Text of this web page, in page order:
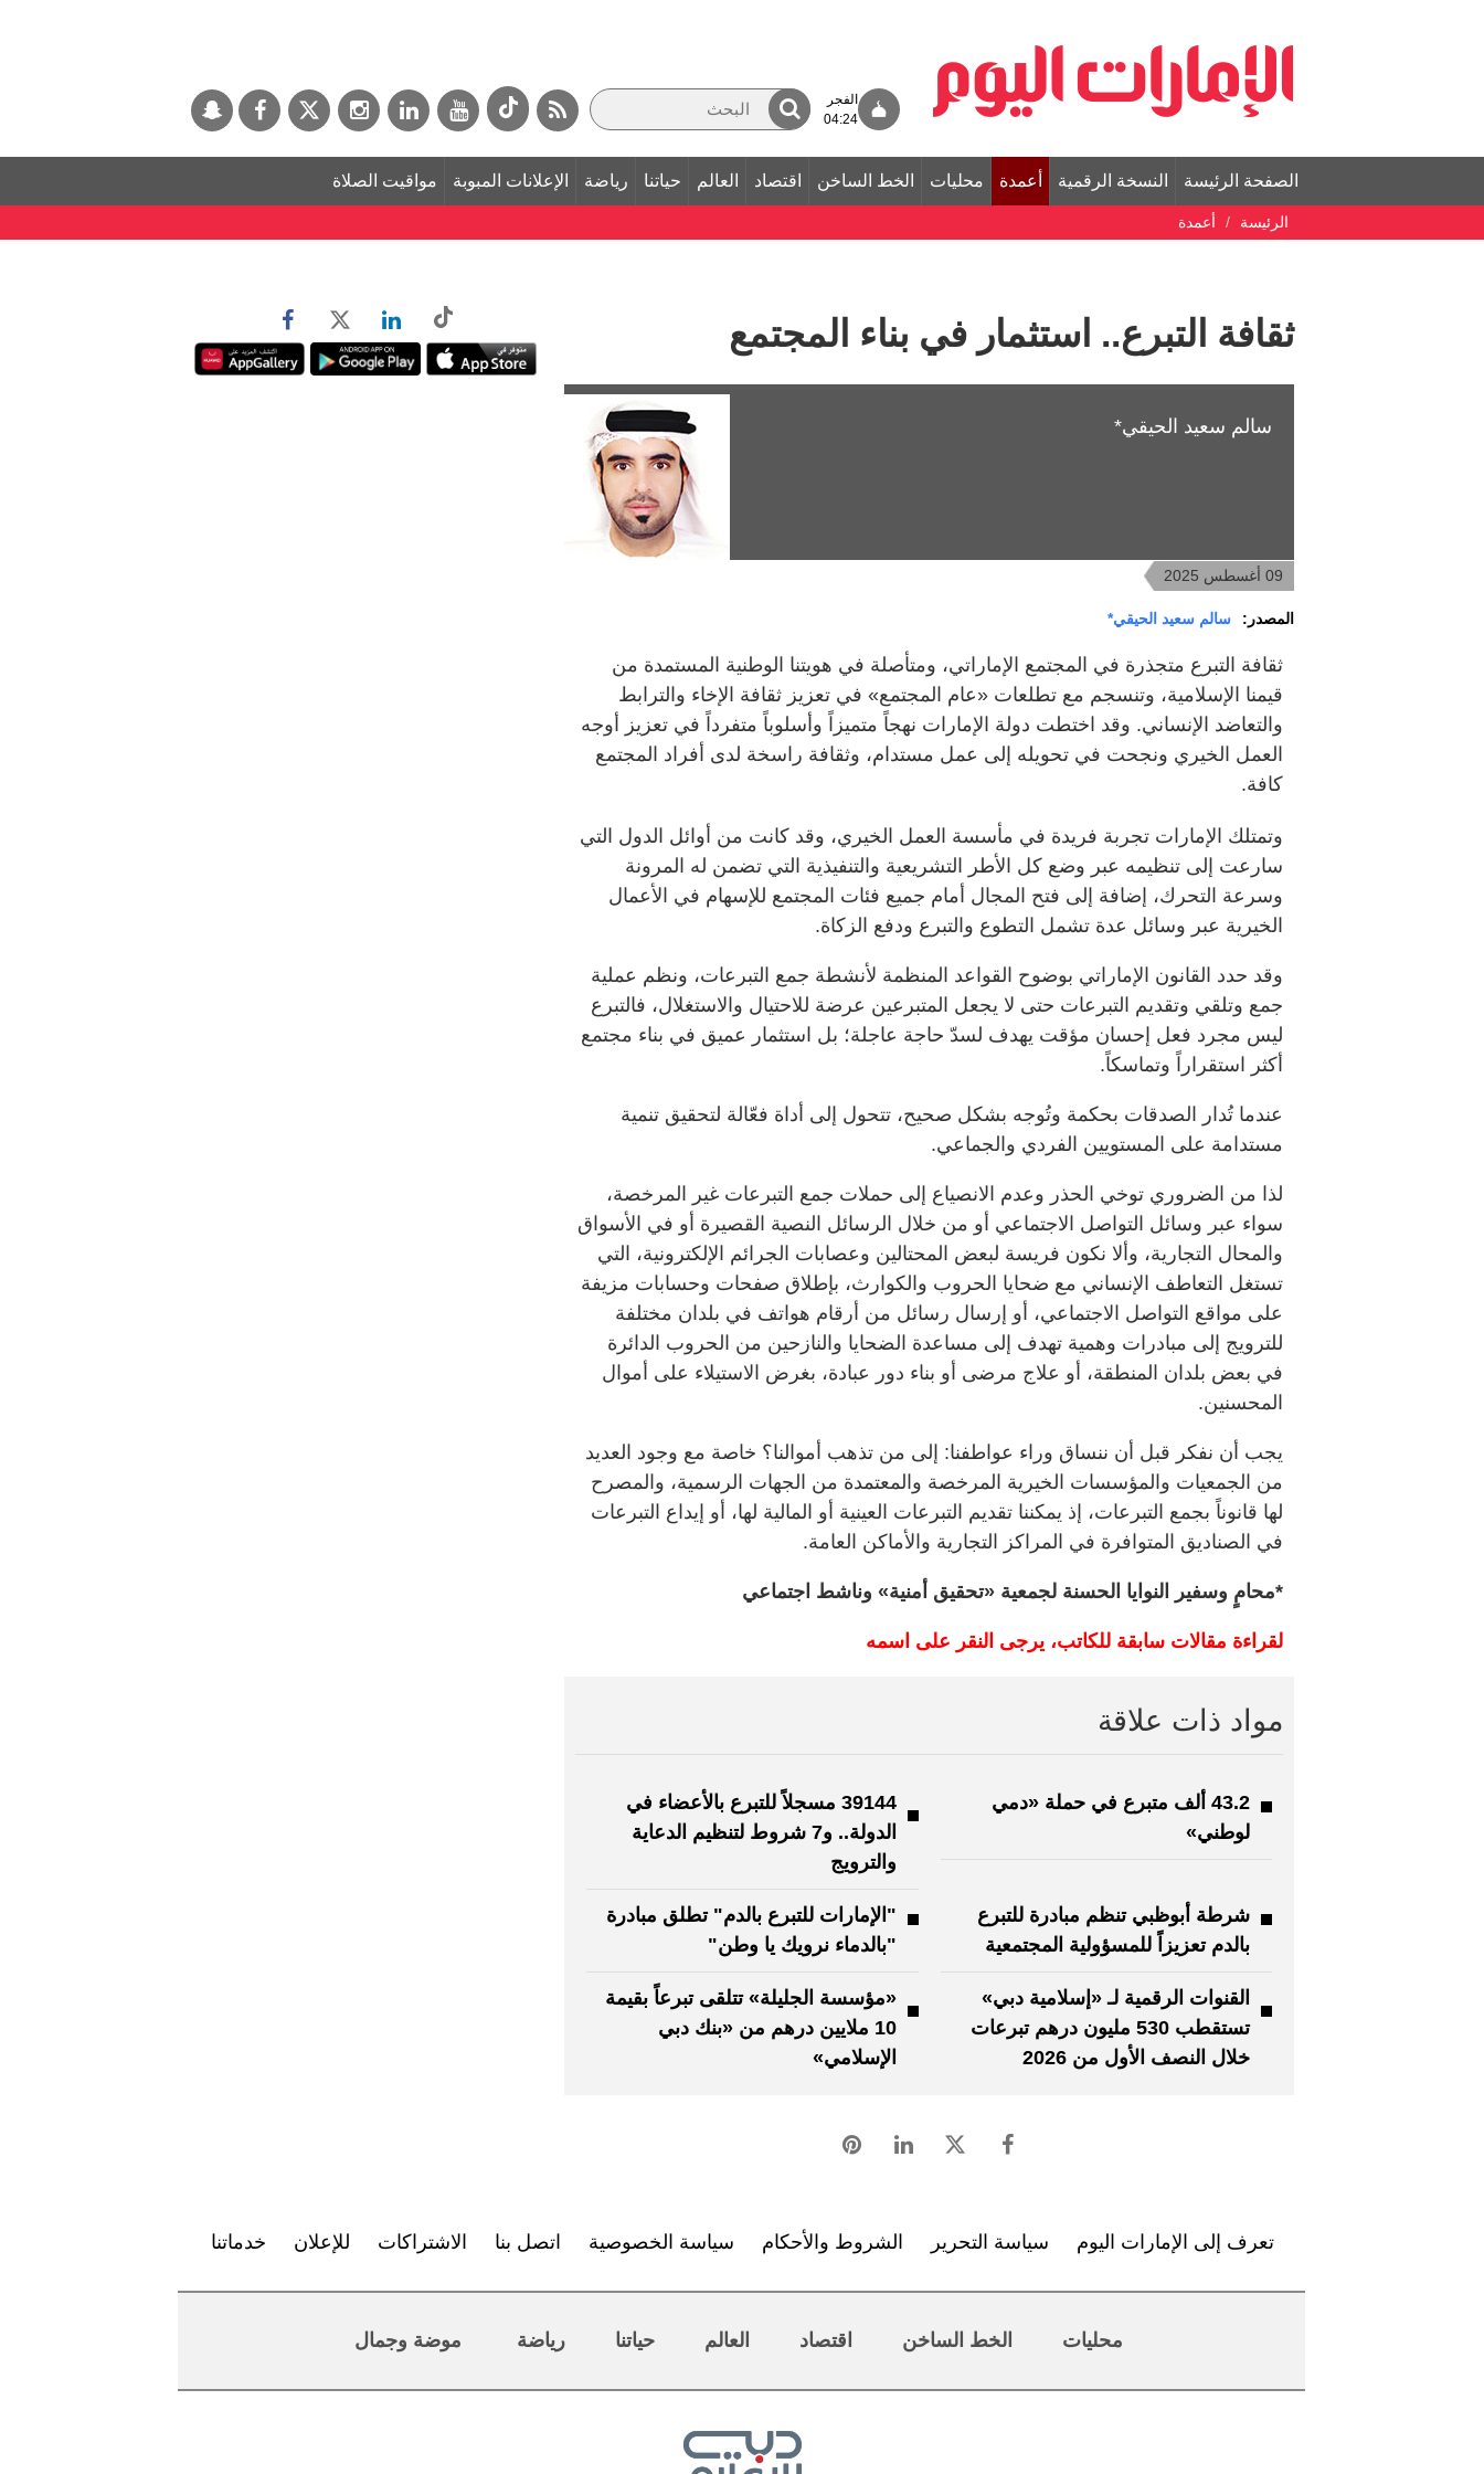
الفجر
04:24
الصفحة الرئيسة النسخة الرقمية أعمدة محليات الخط الساخن اقتصاد العالم حياتنا رياضة الإعلانات المبوبة مواقيت الصلاة
الرئيسة أعمدة
ثقافة التبرع.. استثمار في بناء المجتمع
سالم سعيد الحيقي*
09 أغسطس 2025
المصدر: سالم سعيد الحيقي*
ثقافة التبرع متجذرة في المجتمع الإماراتي، ومتأصلة في هويتنا الوطنية المستمدة من
قيمنا الإسلامية، وتنسجم مع تطلعات «عام المجتمع» في تعزيز ثقافة الإخاء والترابط
والتعاضد الإنساني. وقد اختطت دولة الإمارات نهجاً متميزاً وأسلوباً متفرداً في تعزيز أوجه
العمل الخيري ونجحت في تحويله إلى عمل مستدام، وثقافة راسخة لدى أفراد المجتمع
كافة.
وتمتلك الإمارات تجربة فريدة في مأسسة العمل الخيري، وقد كانت من أوائل الدول التي
سارعت إلى تنظيمه عبر وضع كل الأطر التشريعية والتنفيذية التي تضمن له المرونة
وسرعة التحرك، إضافة إلى فتح المجال أمام جميع فئات المجتمع للإسهام في الأعمال
الخيرية عبر وسائل عدة تشمل التطوع والتبرع ودفع الزكاة.
وقد حدد القانون الإماراتي بوضوح القواعد المنظمة لأنشطة جمع التبرعات، ونظم عملية
جمع وتلقي وتقديم التبرعات حتى لا يجعل المتبرعين عرضة للاحتيال والاستغلال، فالتبرع
ليس مجرد فعل إحسان مؤقت يهدف لسدّ حاجة عاجلة؛ بل استثمار عميق في بناء مجتمع
أكثر استقراراً وتماسكاً.
عندما تُدار الصدقات بحكمة وتُوجه بشكل صحيح، تتحول إلى أداة فعّالة لتحقيق تنمية
مستدامة على المستويين الفردي والجماعي.
لذا من الضروري توخي الحذر وعدم الانصياع إلى حملات جمع التبرعات غير المرخصة،
سواء عبر وسائل التواصل الاجتماعي أو من خلال الرسائل النصية القصيرة أو في الأسواق
والمحال التجارية، وألا نكون فريسة لبعض المحتالين وعصابات الجرائم الإلكترونية، التي
تستغل التعاطف الإنساني مع ضحايا الحروب والكوارث، بإطلاق صفحات وحسابات مزيفة
على مواقع التواصل الاجتماعي، أو إرسال رسائل من أرقام هواتف في بلدان مختلفة
للترويج إلى مبادرات وهمية تهدف إلى مساعدة الضحايا والنازحين من الحروب الدائرة
في بعض بلدان المنطقة، أو علاج مرضى أو بناء دور عبادة، بغرض الاستيلاء على أموال
المحسنين.
يجب أن نفكر قبل أن ننساق وراء عواطفنا: إلى من تذهب أموالنا؟ خاصة مع وجود العديد
من الجمعيات والمؤسسات الخيرية المرخصة والمعتمدة من الجهات الرسمية، والمصرح
لها قانوناً بجمع التبرعات، إذ يمكننا تقديم التبرعات العينية أو المالية لها، أو إيداع التبرعات
في الصناديق المتوافرة في المراكز التجارية والأماكن العامة.
*محامٍ وسفير النوايا الحسنة لجمعية «تحقيق أمنية» وناشط اجتماعي
لقراءة مقالات سابقة للكاتب، يرجى النقر على اسمه
مواد ذات علاقة
43.2 ألف متبرع في حملة «دمي
لوطني»
39144 مسجلاً للتبرع بالأعضاء في
الدولة.. و7 شروط لتنظيم الدعاية
والترويج
شرطة أبوظبي تنظم مبادرة للتبرع
بالدم تعزيزاً للمسؤولية المجتمعية
"الإمارات للتبرع بالدم" تطلق مبادرة
"بالدماء نرويك يا وطن"
القنوات الرقمية لـ «إسلامية دبي»
تستقطب 530 مليون درهم تبرعات
خلال النصف الأول من 2026
«مؤسسة الجليلة» تتلقى تبرعاً بقيمة
10 ملايين درهم من «بنك دبي
الإسلامي»
تعرف إلى الإمارات اليوم سياسة التحرير الشروط والأحكام سياسة الخصوصية اتصل بنا الاشتراكات للإعلان خدماتنا
محليات الخط الساخن اقتصاد العالم حياتنا رياضة موضة وجمال